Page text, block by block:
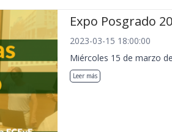
Expo Posgrado
2023-03-15 18:00:00
Miércoles 15 de marzo
Leer más